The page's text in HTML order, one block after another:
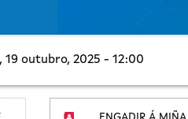
19 outubro, 2025 - 12:00